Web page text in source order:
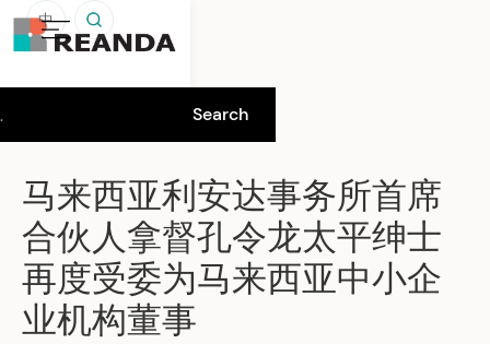
中
马来西亚利安达事务所首席
合伙人拿督孔令龙太平绅士
再度受委为马来西亚中小企
业机构董事